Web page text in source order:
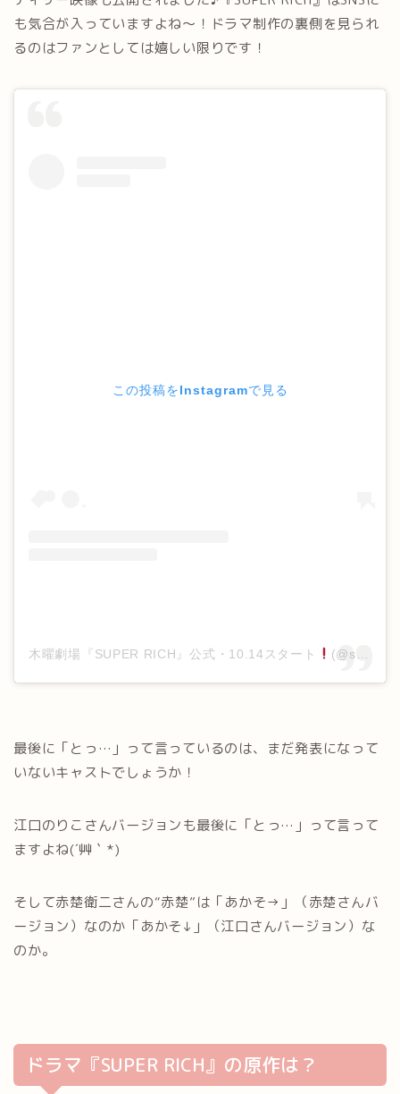
も気合が入っていますよね～！ドラマ制作の裏側を見られ
るのはファンとしては嬉しい限りです！
この投稿をInstagramで見る
木曜劇場『SUPER RICH』公式・10.14スタート (@super_rich_cx)がシェアした投稿
最後に「とっ…」って言っているのは、まだ発表になって
いないキャストでしょうか！
江口のりこさんバージョンも最後に「とっ…」って言って
ますよね(´艸｀*)
そして赤楚衛二さんの“赤楚”は「あかそ→」（赤楚さんバ
ージョン）なのか「あかそ↓」（江口さんバージョン）な
のか。
ドラマ『SUPER RICH』の原作は？